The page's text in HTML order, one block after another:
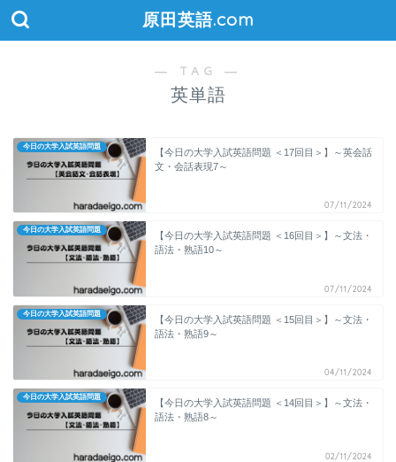
原田英語.com
― TAG ―
英単語
今日の大学入試英語問題
【今日の大学入試英語問題 ＜17回目＞】～英会話
文・会話表現7～
07/11/2024
今日の大学入試英語問題
【今日の大学入試英語問題 ＜16回目＞】～文法・
語法・熟語10～
07/11/2024
今日の大学入試英語問題
【今日の大学入試英語問題 ＜15回目＞】～文法・
語法・熟語9～
04/11/2024
今日の大学入試英語問題
【今日の大学入試英語問題 ＜14回目＞】～文法・
語法・熟語8～
02/11/2024